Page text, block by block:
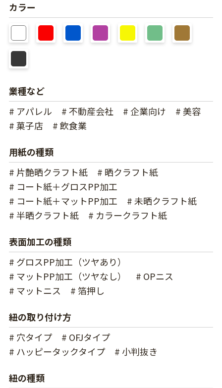
カラー
業種など
# アパレル
# 不動産会社 # 企業向け
# 美容
# 菓子店
# 飲食業
用紙の種類
# 片艶晒クラフト紙
# 晒クラフト紙
# コート紙＋グロスPP加工
# コート紙＋マットPP加工
# 未晒クラフト紙
# 半晒クラフト紙
# カラークラフト紙
表面加工の種類
# グロスPP加工（ツヤあり）
# マットPP加工（ツヤなし）
# OPニス
# マットニス
# 箔押し
紐の取り付け方
# 穴タイプ
# OFJタイプ
# ハッピータックタイプ
# 小判抜き
紐の種類